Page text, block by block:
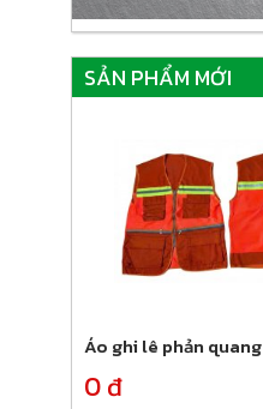
SẢN PHẨM MỚI
Áo ghi lê phản quang
0 đ